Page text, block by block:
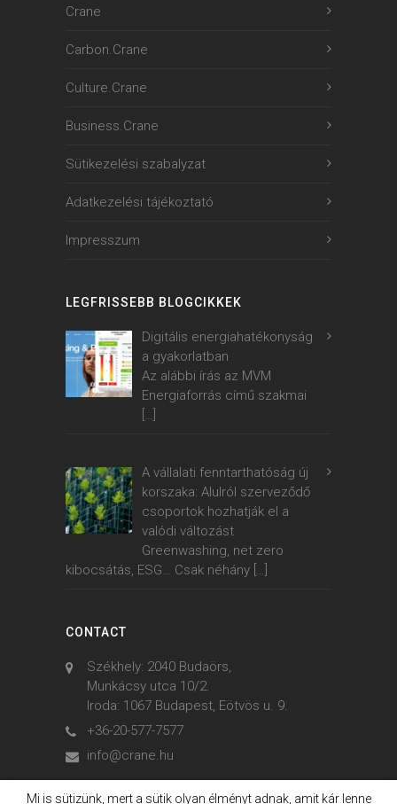
Crane
Carbon.Crane
Culture.Crane
Business.Crane
Sütikezelési szabalyzat
Adatkezelési tájékoztató
Impresszum
LEGFRISSEBB BLOGCIKKEK
Digitális energiahatékonyság
a gyakorlatban
Az alábbi írás az MVM
Energiaforrás című szakmai
A vállalati fenntarthatóság új
korszaka: Alulról szerveződő
csoportok hozhatják el a
valódi változást
Greenwashing, net zero
kibocsátás, ESG… Csak néhány […]
CONTACT
Székhely: 2040 Budaörs,
Munkácsy utca 10/2.
Iroda: 1067 Budapest, Eötvös u. 9.
+36-20-577-7577
info@crane.hu
Mi is sütizünk, mert a sütik olyan élményt adnak, amit kár lenne